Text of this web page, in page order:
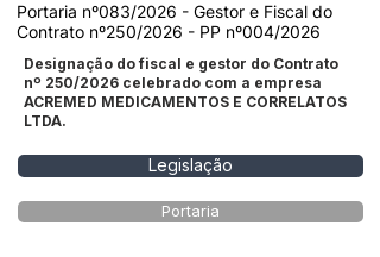
Portaria nº083/2026 - Gestor e Fiscal do
Contrato nº250/2026 - PP nº004/2026
Designação do fiscal e gestor do Contrato
nº 250/2026 celebrado com a empresa
ACREMED MEDICAMENTOS E CORRELATOS
LTDA.
Legislação
Portaria